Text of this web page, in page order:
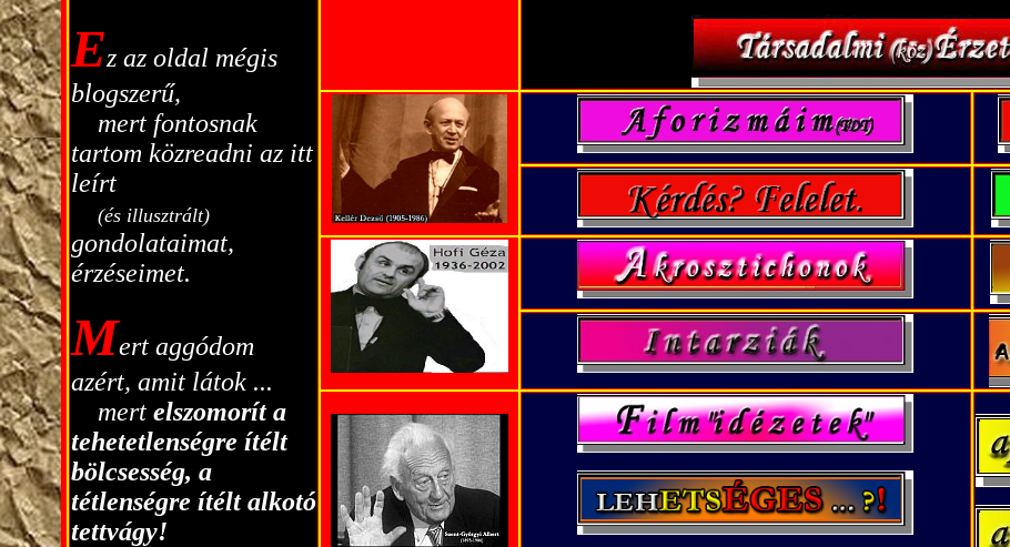
Ez az oldal mégis
blogszerű,
mert fontosnak
tartom közreadni az itt
leírt
(és illusztrált)
gondolataimat,
érzéseimet.
Mert aggódom
azért, amit látok ...
mert elszomorít a
tehetetlenségre ítélt
bölcsesség, a
tétlenségre ítélt alkotó
tettvágy!